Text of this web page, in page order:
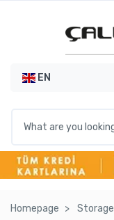
EN
Homepage Storage